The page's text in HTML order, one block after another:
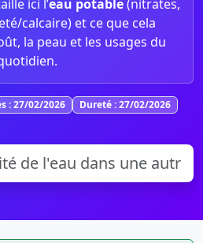
ici l’eau potable(nitrates,
calcaire) et ce que cela
la peau et les usages du
: 27/02/2026
Dureté : 27/02/2026